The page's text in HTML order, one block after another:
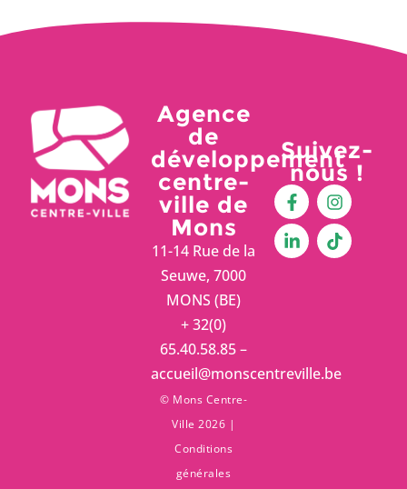
Agence
de
développement
centre-
ville de
Mons
11-14 Rue de la
Seuwe, 7000
MONS (BE)
+ 32(0)
65.40.58.85 –
accueil@monscentreville.be
© Mons Centre-
Ville 2026 |
Conditions
générales
Suivez-
nous !